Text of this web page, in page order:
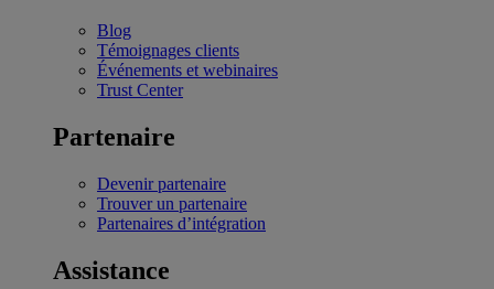
Blog
Témoignages clients
Événements et webinaires
Trust Center
Partenaire
Devenir partenaire
Trouver un partenaire
Partenaires d’intégration
Assistance